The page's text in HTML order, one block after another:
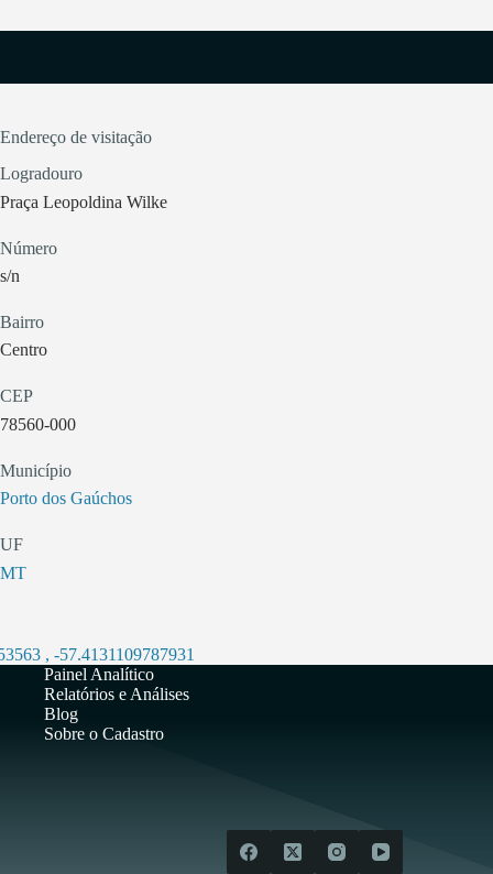
Endereço de visitação
Logradouro
Praça Leopoldina Wilke
Número
s/n
Bairro
Centro
CEP
78560-000
Município
Porto dos Gaúchos
UF
MT
, -57.4131109787931
Painel Analítico
Relatórios e Análises
Blog
Sobre o Cadastro